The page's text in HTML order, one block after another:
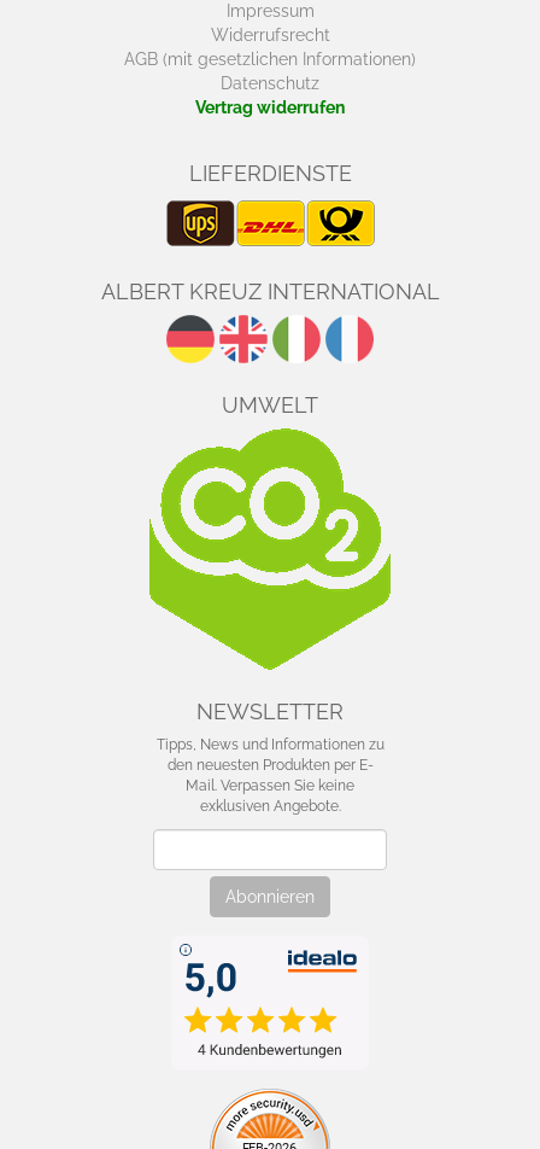
Impressum
Widerrufsrecht
AGB (mit gesetzlichen Informationen)
Datenschutz
Vertrag widerrufen
LIEFERDIENSTE
ALBERT KREUZ INTERNATIONAL
UMWELT
NEWSLETTER
Tipps, News und Informationen zu
den neuesten Produkten per E-
Mail. Verpassen Sie keine
exklusiven Angebote.
Abonnieren